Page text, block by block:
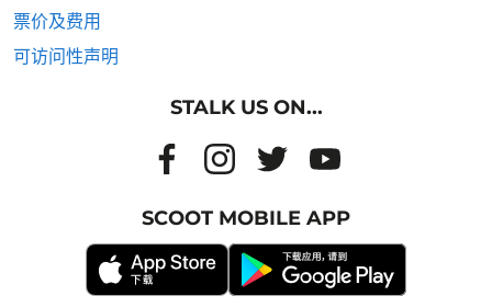
票价及费用
可访问性声明
STALK US ON...
SCOOT MOBILE APP